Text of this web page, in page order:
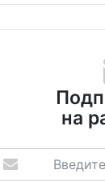
на